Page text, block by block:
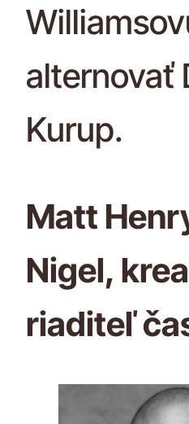
alternovať
Kurup.
Matt
Nigel,
riaditeľ